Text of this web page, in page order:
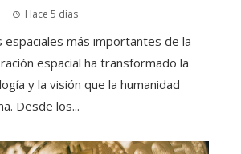
Hace 5 días
espaciales más importantes de la
espacial ha transformado la
y la visión que la humanidad
Desde los...